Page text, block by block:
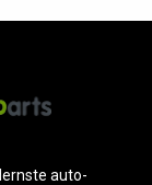
auto-